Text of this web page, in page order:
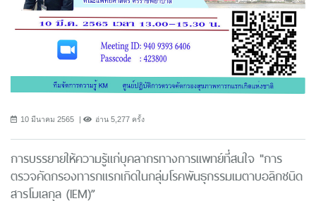
10 มีนาคม 2565 อ่าน 5,277 ครั้ง
การบรรยายให้ความรู้แก่บุคลากรทางการแพทย์ที่สนใจ "การ
ตรวจคัดกรองทารกแรกเกิดในกลุ่มโรคพันธุกรรมเมตาบอลิกชนิด
สารโมเลกุล (IEM)”